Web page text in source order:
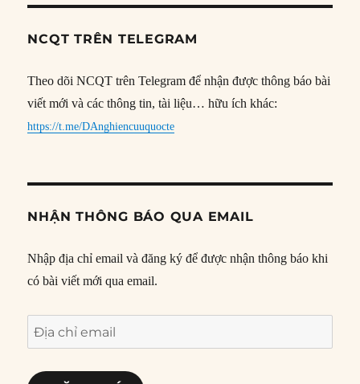
NCQT TRÊN TELEGRAM
Theo dõi NCQT trên Telegram để nhận được thông báo bài
viết mới và các thông tin, tài liệu… hữu ích khác:
https://t.me/DAnghiencuuquocte
NHẬN THÔNG BÁO QUA EMAIL
Nhập địa chỉ email và đăng ký để được nhận thông báo khi
có bài viết mới qua email.
Địa
chỉ
email